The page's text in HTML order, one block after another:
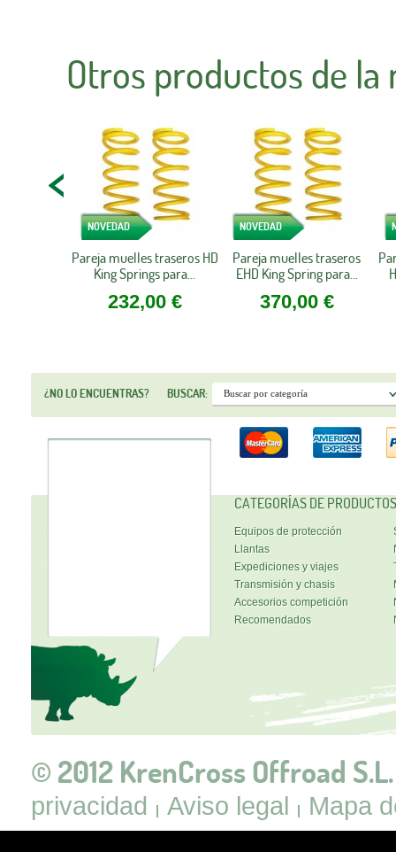
Otros productos de
NOVEDAD
Pareja muelles traseros HD
King Springs para...
232,00 €
NOVEDAD
Pareja muelles traseros
EHD King Spring para...
370,00 €
¿NO LO ENCUENTRAS? BUSCAR:
CATEGORÍAS DE PRODUCTOS
Equipos de protección
Llantas
Expediciones y viajes
Transmisión y chasis
Accesorios competición
Recomendados
© 2012 KrenCross Offroad S.L.
privacidad Aviso legal Mapa